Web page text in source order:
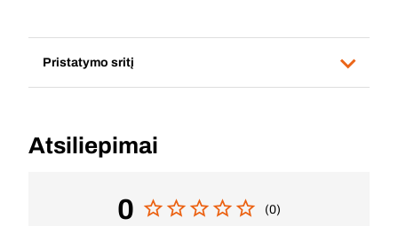
Pristatymo sritį
Atsiliepimai
0 (0)